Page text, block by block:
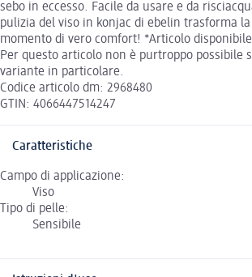
sebo in eccesso. Facile da usare e da
pulizia del viso in konjac di ebelin trasforma
momento di vero comfort! *Articolo
Per questo articolo non è purtroppo possibile
variante in particolare.
Codice articolo dm: 2968480
GTIN: 4066447514247
Caratteristiche
Campo di applicazione:
Viso
Tipo di pelle:
Sensibile